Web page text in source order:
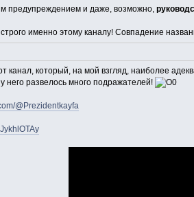
предупреждением и даже, возможно,
именно этому каналу! Совпадение
канал, который, на мой взгляд, наиболее
него развелось много подражателей!
@Prezidentkayfa